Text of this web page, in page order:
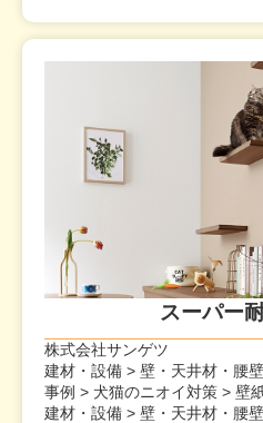
スーパー
株式会社サンゲツ
建材・設備 > 壁・天井材・腰壁,
事例 > 犬猫のニオイ対策 > 壁
建材・設備 > 壁・天井材・腰